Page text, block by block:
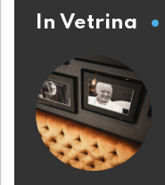
In Vetrina